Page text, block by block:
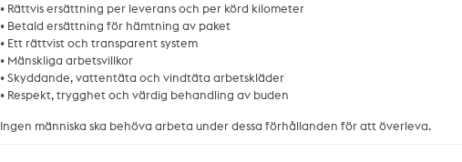
• Rättvis ersättning per leverans och per körd kilometer
• Betald ersättning för hämtning av paket
• Ett rättvist och transparent system
• Mänskliga arbetsvillkor
• Skyddande, vattentäta och vindtäta arbetskläder
• Respekt, trygghet och värdig behandling av buden
Ingen människa ska behöva arbeta under dessa förhållanden för att överleva.